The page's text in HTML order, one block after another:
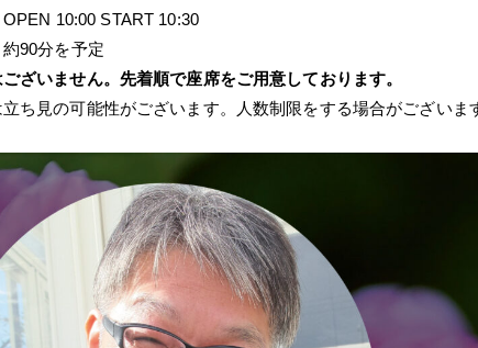
OPEN 10:00 START 10:30
約90分を予定
ざいません。先着順で座席をご用意しております。
ち見の可能性がございます。人数制限をする場合がございま